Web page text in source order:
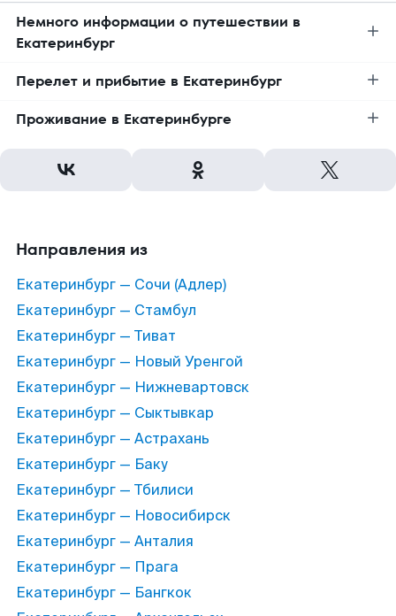
Немного информации о путешествии в
Екатеринбург
Перелет и прибытие в Екатеринбург
Проживание в Екатеринбурге
Направления из
Екатеринбург — Сочи (Адлер)
Екатеринбург — Стамбул
Екатеринбург — Тиват
Екатеринбург — Новый Уренгой
Екатеринбург — Нижневартовск
Екатеринбург — Сыктывкар
Екатеринбург — Астрахань
Екатеринбург — Баку
Екатеринбург — Тбилиси
Екатеринбург — Новосибирск
Екатеринбург — Анталия
Екатеринбург — Прага
Екатеринбург — Бангкок